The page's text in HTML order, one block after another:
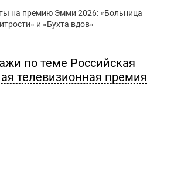
на премию Эмми 2026: «Больница
и «Бухта вдов»
по теме Российская
телевизионная премия